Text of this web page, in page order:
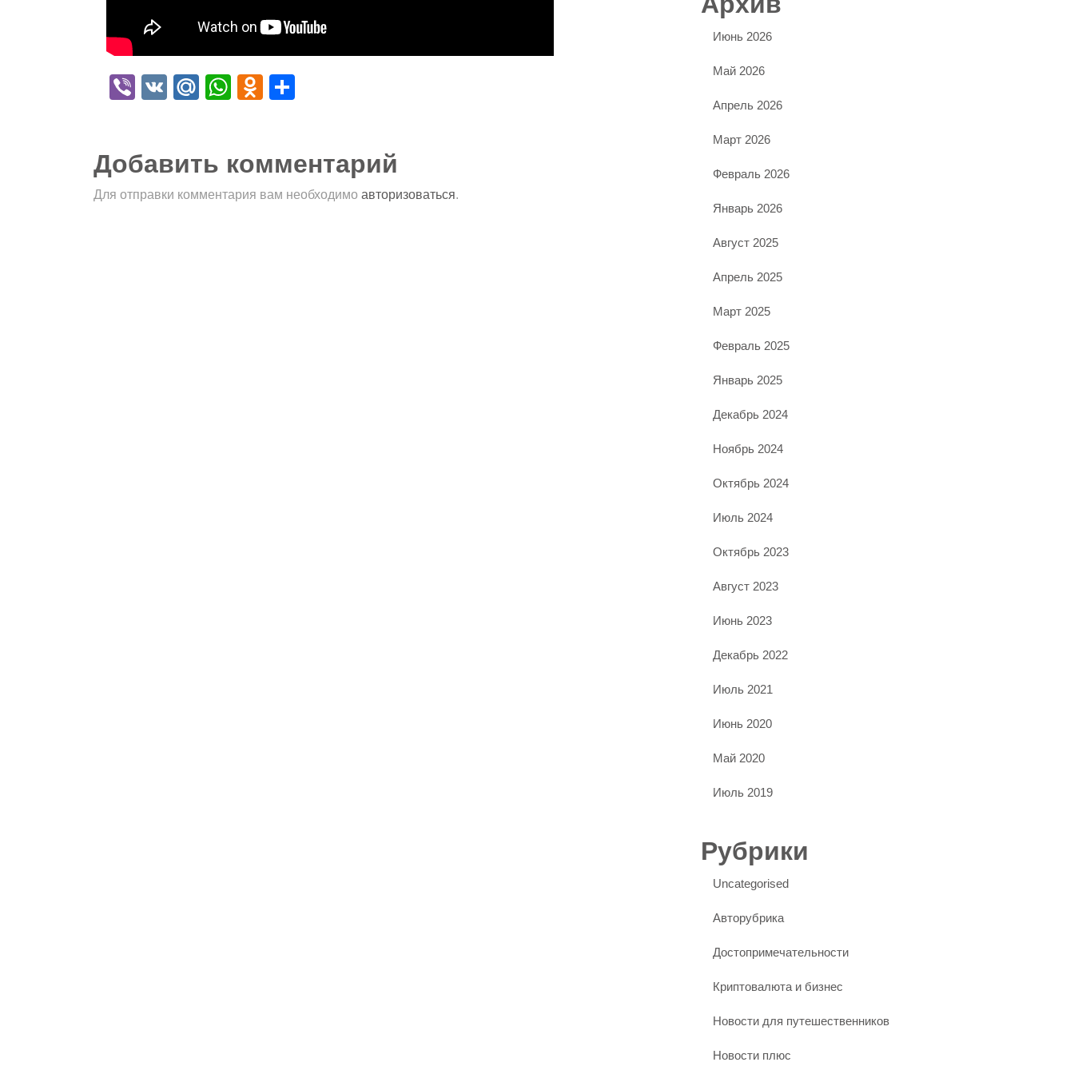
Viber
VK Mail.Ru
WhatsApp
Odnoklassniki
Добавить комментарий
Для отправки комментария вам необходимо авторизоваться.
Июнь 2026
Май 2026
Апрель 2026
Март 2026
Февраль 2026
Январь 2026
Август 2025
Апрель 2025
Март 2025
Февраль 2025
Январь 2025
Декабрь 2024
Ноябрь 2024
Октябрь 2024
Июль 2024
Октябрь 2023
Август 2023
Июнь 2023
Декабрь 2022
Июль 2021
Июнь 2020
Май 2020
Июль 2019
Рубрики
Uncategorised
Авторубрика
Достопримечательности
Криптовалюта и бизнес
Новости для путешественников
Новости плюс